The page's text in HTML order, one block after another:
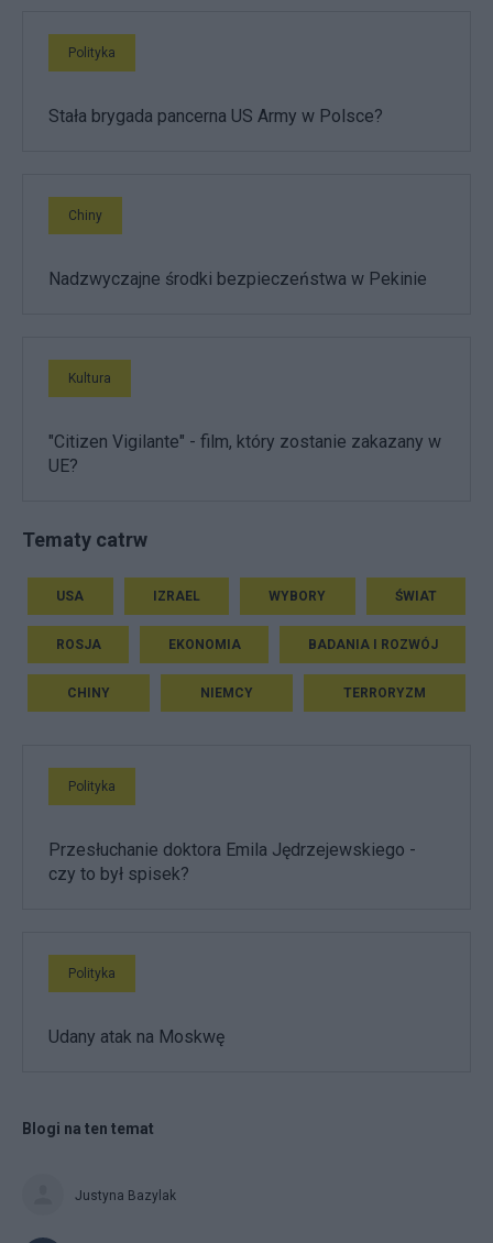
Polityka
Stała brygada pancerna US Army w Polsce?
Chiny
Nadzwyczajne środki bezpieczeństwa w Pekinie
Kultura
"Citizen Vigilante" - film, który zostanie zakazany w
UE?
Tematy catrw
USA IZRAEL WYBORY ŚWIAT
ROSJA EKONOMIA BADANIA I ROZWÓJ
CHINY NIEMCY TERRORYZM
Polityka
Przesłuchanie doktora Emila Jędrzejewskiego -
czy to był spisek?
Polityka
Udany atak na Moskwę
Blogi na ten temat
Justyna Bazylak